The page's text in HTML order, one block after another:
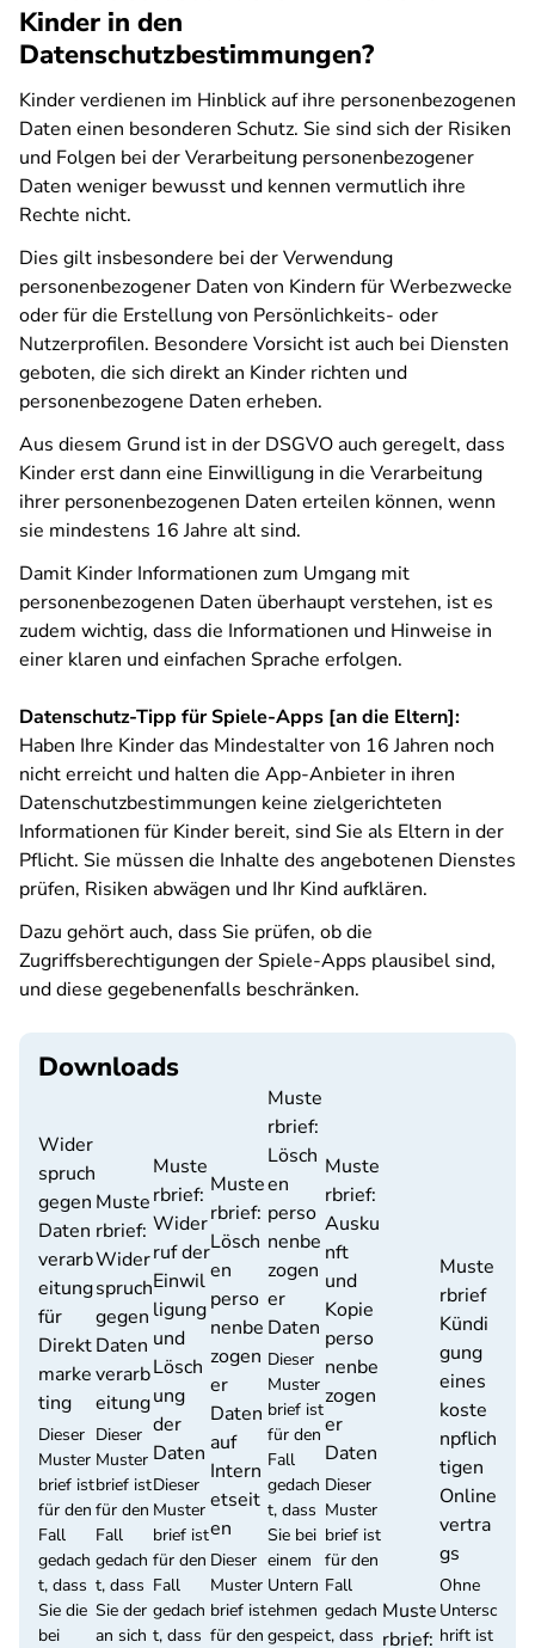
Kinder in den
Datenschutzbestimmungen?
Kinder verdienen im Hinblick auf ihre personenbezogenen
Daten einen besonderen Schutz. Sie sind sich der Risiken
und Folgen bei der Verarbeitung personenbezogener
Daten weniger bewusst und kennen vermutlich ihre
Rechte nicht.
Dies gilt insbesondere bei der Verwendung
personenbezogener Daten von Kindern für Werbezwecke
oder für die Erstellung von Persönlichkeits- oder
Nutzerprofilen. Besondere Vorsicht ist auch bei Diensten
geboten, die sich direkt an Kinder richten und
personenbezogene Daten erheben.
Aus diesem Grund ist in der DSGVO auch geregelt, dass
Kinder erst dann eine Einwilligung in die Verarbeitung
ihrer personenbezogenen Daten erteilen können, wenn
sie mindestens 16 Jahre alt sind.
Damit Kinder Informationen zum Umgang mit
personenbezogenen Daten überhaupt verstehen, ist es
zudem wichtig, dass die Informationen und Hinweise in
einer klaren und einfachen Sprache erfolgen.
Datenschutz-Tipp für Spiele-Apps [an die Eltern]:
Haben Ihre Kinder das Mindestalter von 16 Jahren noch
nicht erreicht und halten die App-Anbieter in ihren
Datenschutzbestimmungen keine zielgerichteten
Informationen für Kinder bereit, sind Sie als Eltern in der
Pflicht. Sie müssen die Inhalte des angebotenen Dienstes
prüfen, Risiken abwägen und Ihr Kind aufklären.
Dazu gehört auch, dass Sie prüfen, ob die
Zugriffsberechtigungen der Spiele-Apps plausibel sind,
und diese gegebenenfalls beschränken.
Downloads
Wider
spruch
gegen
Daten
verarb
eitung
für
Direkt
marke
ting
Dieser
Muster
brief ist
für den
Fall
gedach
t, dass
Sie die
bei
Muste
rbrief:
Wider
spruch
gegen
Daten
verarb
eitung
Dieser
Muster
brief ist
für den
Fall
gedach
t, dass
Sie der
an sich
Muste
rbrief:
Wider
ruf der
Einwil
ligung
und
Lösch
ung
der
Daten
Dieser
Muster
brief ist
für den
Fall
gedach
t, dass
Muste
rbrief:
Lösch
en
perso
nenbe
zogen
er
Daten
auf
Intern
etseit
en
Dieser
Muster
brief ist
für den
Muste
rbrief:
Lösch
en
perso
nenbe
zogen
er
Daten
Dieser
Muster
brief ist
für den
Fall
gedach
t, dass
Sie bei
einem
Untern
ehmen
gespeic
Muste
rbrief:
Ausku
nft
und
Kopie
perso
nenbe
zogen
er
Daten
Dieser
Muster
brief ist
für den
Fall
gedach
t, dass
Muste
rbrief:
Muste
rbrief
Kündi
gung
eines
koste
npflich
tigen
Online
vertra
gs
Ohne
Untersc
hrift ist